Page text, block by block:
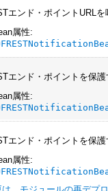
エンド・ポイントURL
属性:
エンド・ポイントを保
属性:
エンド・ポイントを保
属性: